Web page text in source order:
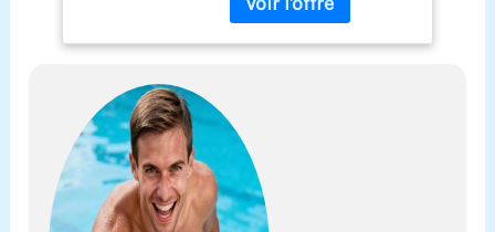
pour plus de durabilité et
à ranger Nombreuses
possibilités d'utilisation :
Idéal pour l'aérobic,
l'aérobic en marchant, le
fitness et les exercices de